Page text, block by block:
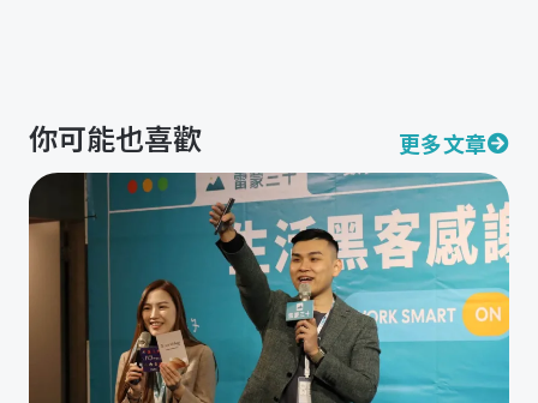
你可能也喜歡 更多文章